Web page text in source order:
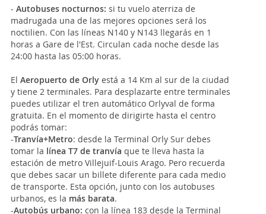
- Autobuses nocturnos: si tu vuelo aterriza de
madrugada una de las mejores opciones será los
noctilien. Con las líneas N140 y N143 llegarás en 1
horas a Gare de l'Est. Circulan cada noche desde las
24:00 hasta las 05:00 horas.
El Aeropuerto de Orly está a 14 Km al sur de la ciudad
y tiene 2 terminales. Para desplazarte entre terminales
puedes utilizar el tren automático Orlyval de forma
gratuita. En el momento de dirigirte hasta el centro
podrás tomar:
-Tranvía+Metro: desde la Terminal Orly Sur debes
tomar la línea T7 de tranvía que te lleva hasta la
estación de metro Villejuif-Louis Arago. Pero recuerda
que debes sacar un billete diferente para cada medio
de transporte. Esta opción, junto con los autobuses
urbanos, es la más barata.
-Autobús urbano: con la línea 183 desde la Terminal